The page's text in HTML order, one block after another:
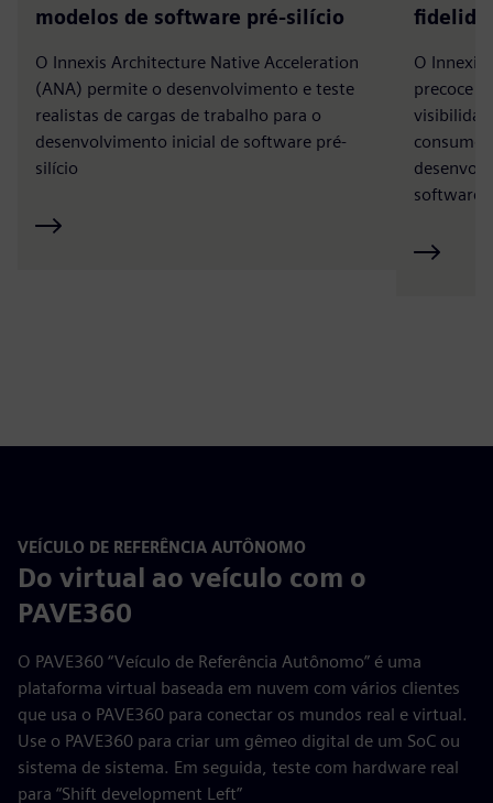
modelos de software pré-silício
O Innexis Architecture Native Acceleration
(ANA) permite o desenvolvimento e teste
realistas de cargas de trabalho para o
desenvolvimento inicial de software pré-
silício
O Innexis
precoce
consumo
software
VEÍCULO DE REFERÊNCIA AUTÔNOMO
Do virtual ao veículo com o
PAVE360
O PAVE360 “Veículo de Referência Autônomo” é uma
plataforma virtual baseada em nuvem com vários clientes
que usa o PAVE360 para conectar os mundos real e virtual.
Use o PAVE360 para criar um gêmeo digital de um SoC ou
sistema de sistema. Em seguida, teste com hardware real
para “Shift development Left”